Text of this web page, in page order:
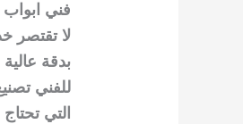
فني ابواب
لا تقتصر
بدقة
للفني
التي